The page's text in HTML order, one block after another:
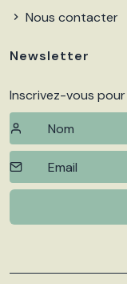
Nous contacter
Newsletter
Inscrivez-vous